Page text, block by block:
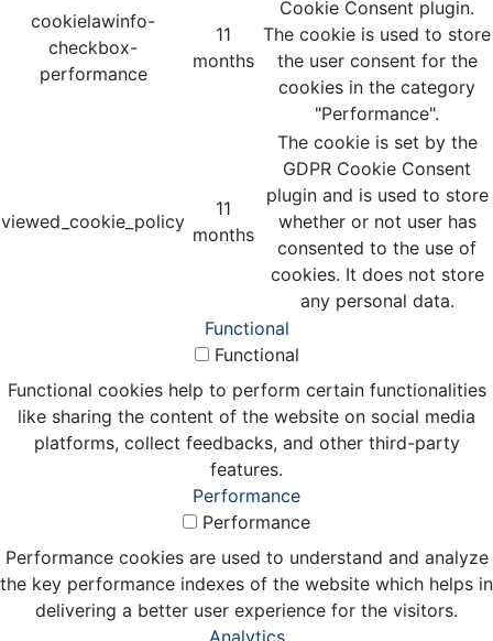
cookielawinfo-
checkbox-
performance
11
months
Cookie Consent plugin.
The cookie is used to store
the user consent for the
cookies in the category
"Performance".
viewed_cookie_policy
11
months
The cookie is set by the
GDPR Cookie Consent
plugin and is used to store
whether or not user has
consented to the use of
cookies. It does not store
any personal data.
Functional
Functional
Functional cookies help to perform certain functionalities
like sharing the content of the website on social media
platforms, collect feedbacks, and other third-party
features.
Performance
Performance
Performance cookies are used to understand and analyze
the key performance indexes of the website which helps in
delivering a better user experience for the visitors.